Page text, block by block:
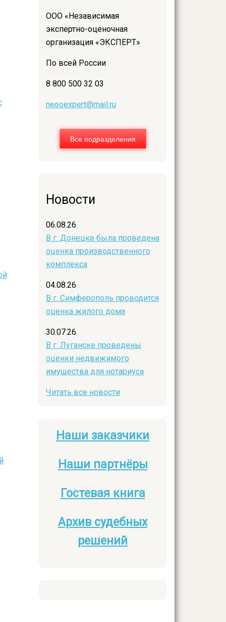
ООО «Независимая
экспертно-оценочная
организация «ЭКСПЕРТ»
По всей России
8 800 500 32 03
neooexpert@mail.ru
Все подразделения
Новости
06.08.26
В г. Донецке была проведена
оценка производственного
комплекса
04.08.26
В г. Симферополь проводится
оценка жилого дома
30.07.26
В г. Луганске проведены
оценки недвижимого
имущества для нотариуса
Читать все новости
Боковое
меню
Наши заказчики
Наши партнёры
Гостевая книга
Архив судебных
решений